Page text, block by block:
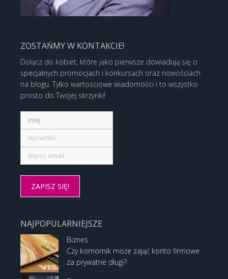
ZOSTAŃMY W KONTAKCIE!
Dołącz do kobiet, które jako pierwsze dowiadują się o
specjalnych promocjach i konkursach oraz nowościach
na blogu. Tylko wartościowe wiadomości i to wszystko
prosto do Twojej skrzynki!
NAJPOPULARNIEJSZE
Biznes
Czy komornik może zająć konto firmowe
za prywatne długi?